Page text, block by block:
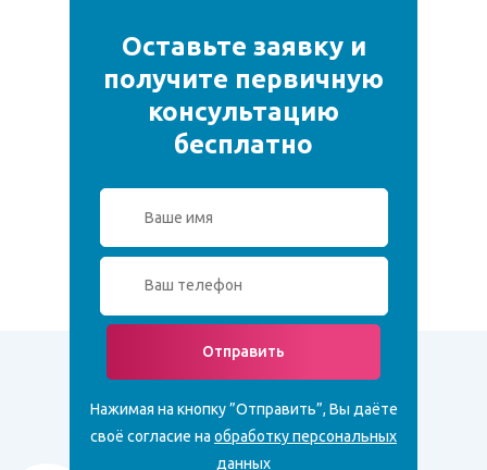
Оставьте заявку и
получите первичную
консультацию
бесплатно
Отправить
Нажимая на кнопку ”Отправить”, Вы даёте
своё согласие на обработку персональных
данных